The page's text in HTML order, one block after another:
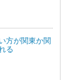
方が関東か関
る